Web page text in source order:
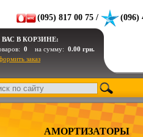
(095) 817 00 75 / (096)
ВАС В КОРЗИНЕ:
0 на сумму: 0.00 грн.
заказ
АМОРТИЗАТОРЫ